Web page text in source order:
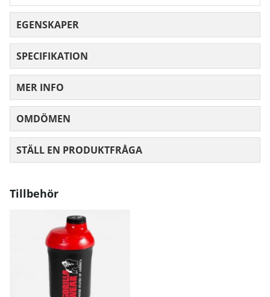
EGENSKAPER
SPECIFIKATION
MER INFO
OMDÖMEN
STÄLL EN PRODUKTFRÅGA
Tillbehör